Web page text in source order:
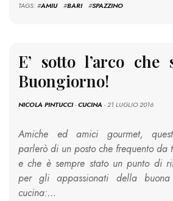
TAGS: #AMIU #BARI #SPAZZINO
E’ sotto l’arco
Buongiorno!
NICOLA PINTUCCI-CUCINA- 21 LUGLIO 2016
Amiche ed amici gourmet,
parlerò di un posto che frequento da
e che è sempre stato un punto di
per gli appassionati della
cucina:…